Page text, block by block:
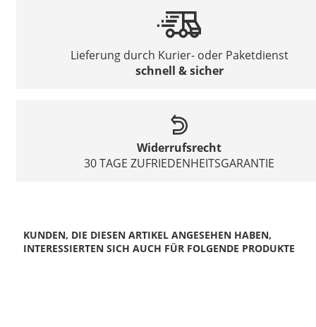
Lieferung durch Kurier- oder Paketdienst
schnell & sicher
Widerrufsrecht
30 TAGE ZUFRIEDENHEITSGARANTIE
KUNDEN, DIE DIESEN ARTIKEL ANGESEHEN HABEN,
INTERESSIERTEN SICH AUCH FÜR FOLGENDE PRODUKTE